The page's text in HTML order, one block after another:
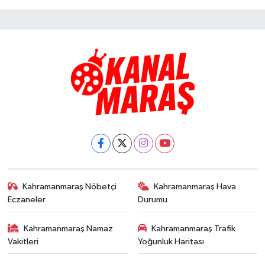
Kahramanmaraş Nöbetçi
Eczaneler
Kahramanmaraş Hava
Durumu
Kahramanmaraş Namaz
Vakitleri
Kahramanmaraş Trafik
Yoğunluk Haritası